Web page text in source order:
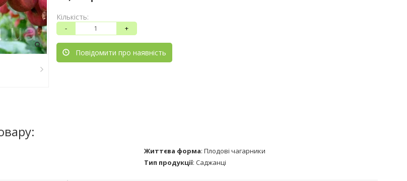
Кількість:
- +
Повідомити про наявність
Життєва форма: Плодові чагарники
Тип продукції: Саджанці